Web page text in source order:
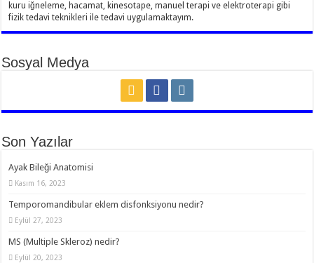
kuru iğneleme, hacamat, kinesotape, manuel terapi ve elektroterapi gibi
fizik tedavi teknikleri ile tedavi uygulamaktayım.
Sosyal Medya
Son Yazılar
Ayak Bileği Anatomisi
Kasım 16, 2023
Temporomandibular eklem disfonksiyonu nedir?
Eylül 27, 2023
MS (Multiple Skleroz) nedir?
Eylül 20, 2023